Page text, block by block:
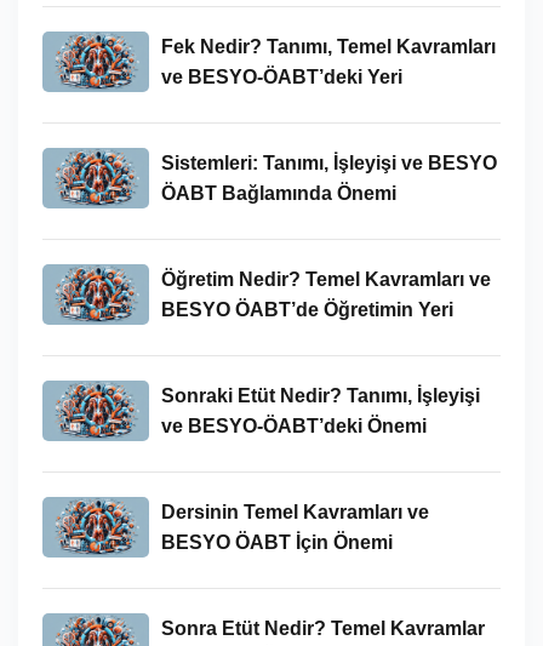
Fek Nedir? Tanımı, Temel Kavramları
ve BESYO-ÖABT’deki Yeri
Sistemleri: Tanımı, İşleyişi ve BESYO
ÖABT Bağlamında Önemi
Öğretim Nedir? Temel Kavramları ve
BESYO ÖABT’de Öğretimin Yeri
Sonraki Etüt Nedir? Tanımı, İşleyişi
ve BESYO-ÖABT’deki Önemi
Dersinin Temel Kavramları ve
BESYO ÖABT İçin Önemi
Sonra Etüt Nedir? Temel Kavramlar